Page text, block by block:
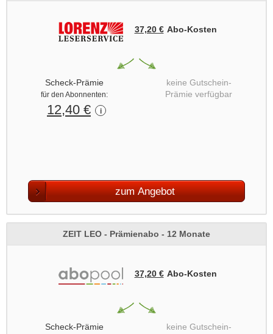
37,20 € Abo‑Kosten
Scheck-Prämie
für den Abonnenten:
12,40 € i
keine Gutschein-
Prämie verfügbar
zum Angebot
ZEIT LEO - Prämienabo - 12 Monate
37,20 € Abo‑Kosten
Scheck-Prämie
keine Gutschein-